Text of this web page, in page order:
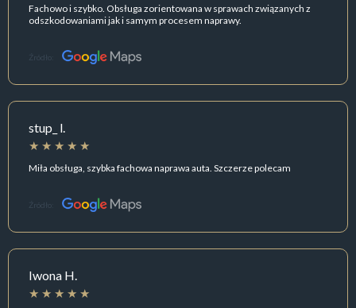
Fachowo i szybko. Obsługa zorientowana w sprawach związanych z
odszkodowaniami jak i samym procesem naprawy.
Źródło:
stup_ l.
Miła obsługa, szybka fachowa naprawa auta. Szczerze polecam
Źródło:
Iwona H.